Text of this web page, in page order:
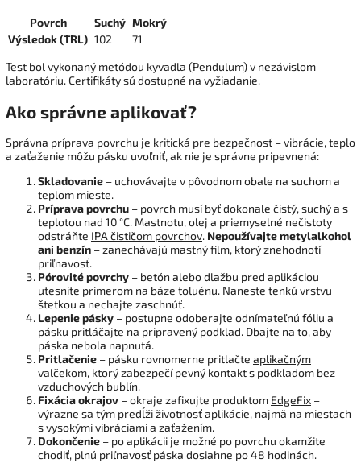
Povrch Suchý Mokrý
Výsledok (TRL) 102
71
Test bol vykonaný metódou kyvadla (Pendulum) v nezávislom
laboratóriu. Certifikáty sú dostupné na vyžiadanie.
Ako správne aplikovať?
Správna príprava povrchu je kritická pre bezpečnosť – vibrácie, teplo
a zaťaženie môžu pásku uvoľniť, ak nie je správne pripevnená:
Skladovanie – uchovávajte v pôvodnom obale na suchom a
teplom mieste.
Príprava povrchu – povrch musí byť dokonale čistý, suchý a s
teplotou nad 10 °C. Mastnotu, olej a priemyselné nečistoty
odstráňte IPA čističom povrchov. Nepoužívajte metylalkohol
ani benzín – zanechávajú mastný film, ktorý znehodnotí
priľnavosť.
Pórovité povrchy – betón alebo dlažbu pred aplikáciou
utesnite primerom na báze toluénu. Naneste tenkú vrstvu
štetkou a nechajte zaschnúť.
Lepenie pásky – postupne odoberajte odnímateľnú fóliu a
pásku pritláčajte na pripravený podklad. Dbajte na to, aby
páska nebola napnutá.
Pritlačenie – pásku rovnomerne pritlačte aplikačným
valčekom, ktorý zabezpečí pevný kontakt s podkladom bez
vzduchových bublín.
Fixácia okrajov – okraje zafixujte produktom EdgeFix –
výrazne sa tým predĺži životnosť aplikácie, najmä na miestach
s vysokými vibráciami a zaťažením.
Dokončenie – po aplikácii je možné po povrchu okamžite
chodiť, plnú priľnavosť páska dosiahne po 48 hodinách.